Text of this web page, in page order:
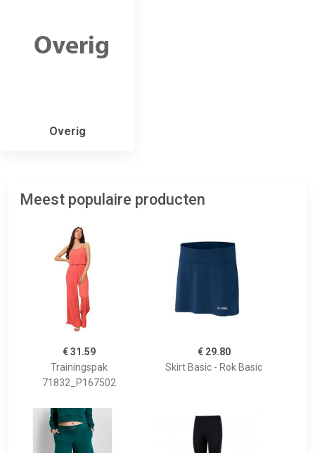
Overig
Meest populaire producten
€ 31.59
Trainingspak
71832_P167502
€ 29.80
Skirt Basic - Rok Basic